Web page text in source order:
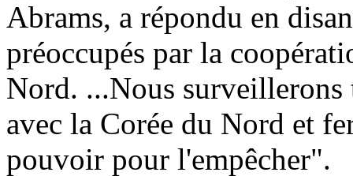
Abrams, a répondu en
préoccupés par la
Nord. ...Nous surveillerons
avec la Corée du Nord et
pouvoir pour l'empêcher".